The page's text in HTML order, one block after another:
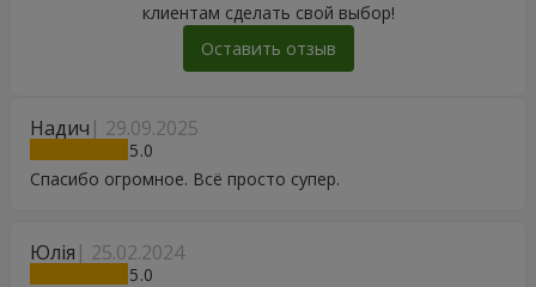
Надич 29.09.2025
5
Спасибо огромное. Всё просто супер.
Юлія 25.02.2024
5
клиентам сделать свой выбор!
Оставить отзыв